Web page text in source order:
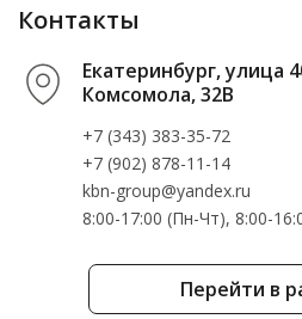
Перейти в
Контакты
Екатеринбург, улица
Комсомола, 32В
+7 (343) 383-35-72
+7 (902) 878-11-14
kbn-group@yandex.ru
8:00-17:00 (Пн-Чт), 8:00-